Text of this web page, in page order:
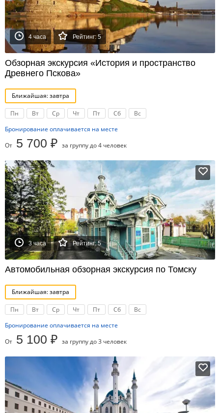
4 часа Рейтинг: 5
Обзорная экскурсия «История и пространство
Древнего Пскова»
Ближайшая: завтра
Пн Вт Ср Чт Пт Сб
Вс
Бронирование оплачивается на месте
От 5 700 ₽ за группу до 4 человек
3 часа Рейтинг: 5
Автомобильная обзорная экскурсия по Томску
Ближайшая: завтра
Пн Вт Ср Чт Пт Сб
Вс
Бронирование оплачивается на месте
От 5 100 ₽ за группу до 3 человек